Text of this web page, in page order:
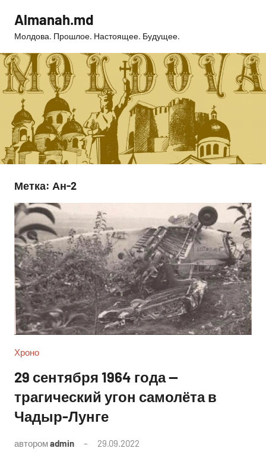
содержимому
Almanah.md
Молдова. Прошлое. Настоящее. Будущее.
Метка: Ан-2
Хроно
29 сентября 1964 года —
трагический угон самолёта в
Чадыр-Лунге
авторомadmin 29.09.2022